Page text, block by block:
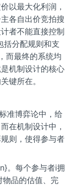
以最大化利润，
各自出价竞拍搜
者不能直接控制
分配规则和支
而最终的系统均
机制设计的核心
键所在。
准博弈论中，给
在机制设计中，
则，使得参与者
。每个参与者i拥
物品的估值、完